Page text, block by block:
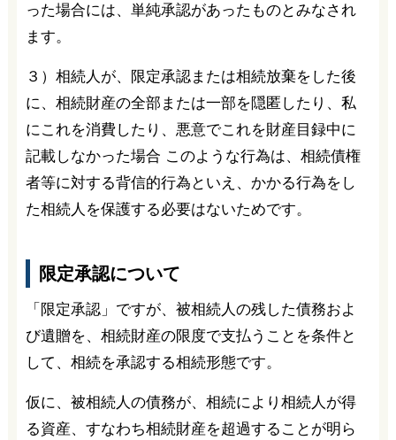
った場合には、単純承認があったものとみなされ
ます。
３）相続人が、限定承認または相続放棄をした後
に、相続財産の全部または一部を隠匿したり、私
にこれを消費したり、悪意でこれを財産目録中に
記載しなかった場合 このような行為は、相続債権
者等に対する背信的行為といえ、かかる行為をし
た相続人を保護する必要はないためです。
限定承認について
「限定承認」ですが、被相続人の残した債務およ
び遺贈を、相続財産の限度で支払うことを条件と
して、相続を承認する相続形態です。
仮に、被相続人の債務が、相続により相続人が得
る資産、すなわち相続財産を超過することが明ら